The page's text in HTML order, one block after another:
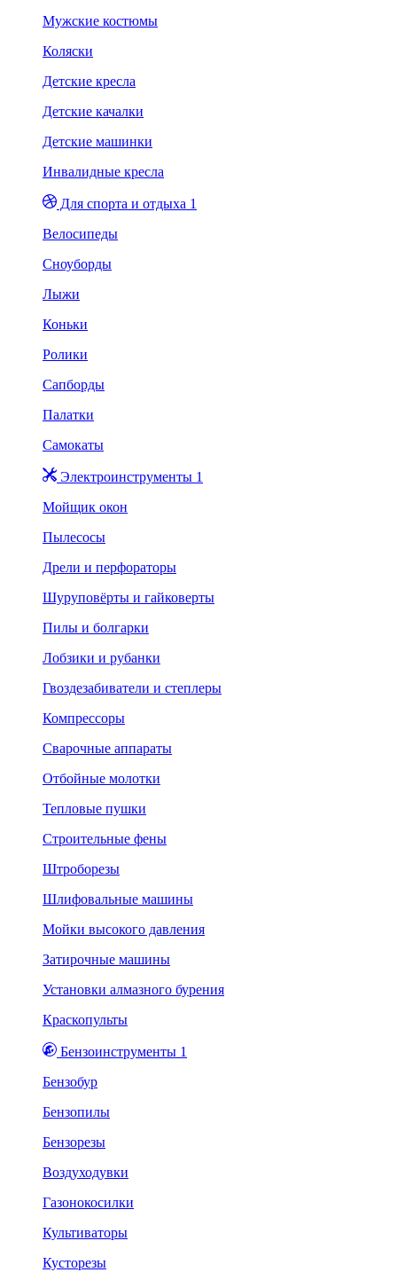
Мужские костюмы
Коляски
Детские кресла
Детские качалки
Детские машинки
Инвалидные кресла
Для спорта и отдыха 1
Велосипеды
Сноуборды
Лыжи
Коньки
Ролики
Сапборды
Палатки
Самокаты
Электроинструменты 1
Мойщик окон
Пылесосы
Дрели и перфораторы
Шуруповёрты и гайковерты
Пилы и болгарки
Лобзики и рубанки
Гвоздезабиватели и степлеры
Компрессоры
Сварочные аппараты
Отбойные молотки
Тепловые пушки
Строительные фены
Штроборезы
Шлифовальные машины
Мойки высокого давления
Затирочные машины
Установки алмазного бурения
Краскопульты
Бензоинструменты 1
Бензобур
Бензопилы
Бензорезы
Воздуходувки
Газонокосилки
Культиваторы
Кусторезы